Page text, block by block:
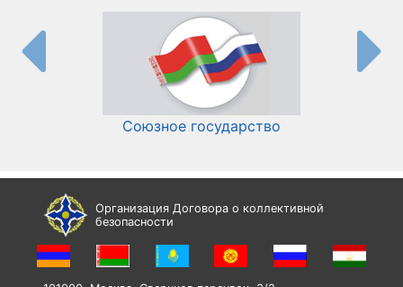
Союзное государство
Организация Договора о коллективной
безопасности